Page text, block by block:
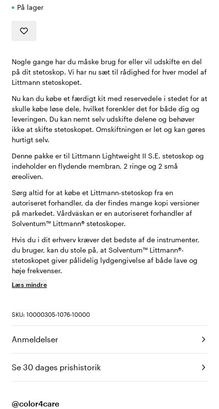
På lager
Nogle gange har du måske brug for eller vil udskifte en del
på dit stetoskop. Vi har nu sæt til rådighed for hver model af
Littmann stetoskopet.
Nu kan du købe et færdigt kit med reservedele i stedet for at
skulle købe løse dele, hvilket forenkler det for både dig og
leveringen. Du kan nemt selv udskifte delene og behøver
ikke at skifte stetoskopet. Omskiftningen er let og kan gøres
hurtigt selv.
Denne pakke er til Littmann Lightweight II S.E. stetoskop og
indeholder en flydende membran, 2 ringe og 2 små
øreoliven.
Sørg altid for at købe et Littmann-stetoskop fra en
autoriseret forhandler, da der findes mange kopi versioner
på markedet. Vårdväskan er en autoriseret forhandler af
Solventum™ Littmann® stetoskoper.
Hvis du i dit erhverv kræver det bedste af de instrumenter,
du bruger, kan du stole på, at Solventum™ Littmann®-
stetoskopet giver pålidelig lydgengivelse af både lave og
høje frekvenser.
Læs mindre
SKU: 10000305-1076-10000
Anmeldelser
Se 30 dages prishistorik
@color4care